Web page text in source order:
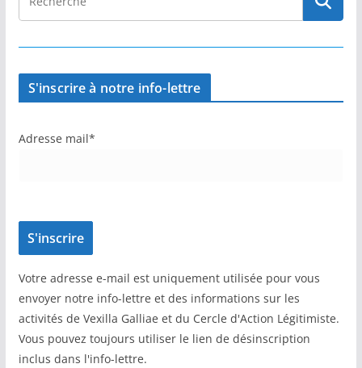
S'inscrire à notre info-lettre
Adresse mail*
Votre adresse e-mail est uniquement utilisée pour vous
envoyer notre info-lettre et des informations sur les
activités de Vexilla Galliae et du Cercle d'Action Légitimiste.
Vous pouvez toujours utiliser le lien de désinscription
inclus dans l'info-lettre.